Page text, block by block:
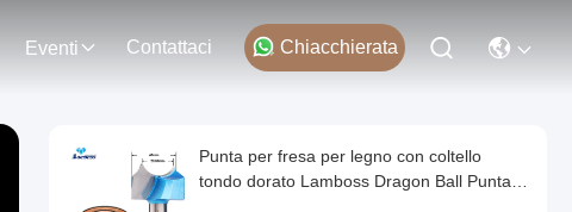
Eventi Contattaci Chiacchierata
Punta per fresa per legno con coltello
tondo dorato Lamboss Dragon Ball Punta